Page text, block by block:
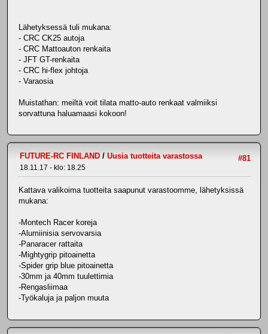
Lähetyksessä tuli mukana:
- CRC CK25 autoja
- CRC Mattoauton renkaita
- JFT GT-renkaita
- CRC hi-flex johtoja
- Varaosia
Muistathan: meiltä voit tilata matto-auto renkaat valmiiksi
sorvattuna haluamaasi kokoon!
#81
FUTURE-RC FINLAND / Uusia tuotteita varastossa
18.11.17 - klo: 18.25
Kattava valikoima tuotteita saapunut varastoomme, lähetyksissä
mukana:
-Montech Racer koreja
-Alumiinisia servovarsia
-Panaracer rattaita
-Mightygrip pitoainetta
-Spider grip blue pitoainetta
-30mm ja 40mm tuulettimia
-Rengasliimaa
-Työkaluja ja paljon muuta